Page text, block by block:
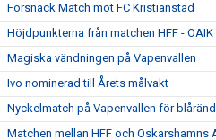
Försnack Match mot FC Kristianstad
Höjdpunkterna från matchen HFF - OAIK
Magiska vändningen på Vapenvallen
Ivo nominerad till Årets målvakt
Nyckelmatch på Vapenvallen för
Matchen mellan HFF och Oskarshamns